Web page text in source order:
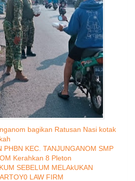
bagikan Ratusan Nasi kotak
PHBN KEC. TANJUNGANOM SMP
Kerahkan 8 Pleton
SEBELUM MELAkUKAN
LAW FIRM